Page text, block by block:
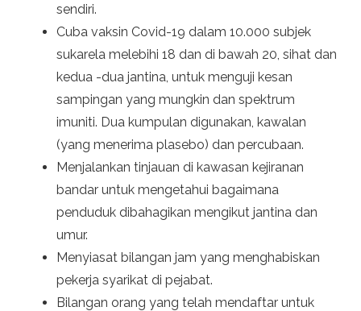
sendiri.
Cuba vaksin Covid-19 dalam 10.000 subjek
sukarela melebihi 18 dan di bawah 20, sihat dan
kedua -dua jantina, untuk menguji kesan
sampingan yang mungkin dan spektrum
imuniti. Dua kumpulan digunakan, kawalan
(yang menerima plasebo) dan percubaan.
Menjalankan tinjauan di kawasan kejiranan
bandar untuk mengetahui bagaimana
penduduk dibahagikan mengikut jantina dan
umur.
Menyiasat bilangan jam yang menghabiskan
pekerja syarikat di pejabat.
Bilangan orang yang telah mendaftar untuk